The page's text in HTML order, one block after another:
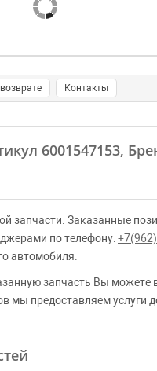
Контакты
6001547153,
запчасти. Заказанные
по телефону:
автомобиля.
запчасть Вы можете
мы предоставляем